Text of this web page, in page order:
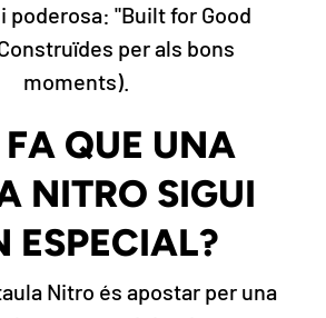
poderosa: "Built for Good
per als bons
moments).
QUE UNA
NITRO SIGUI
ESPECIAL?
Nitro és apostar per una